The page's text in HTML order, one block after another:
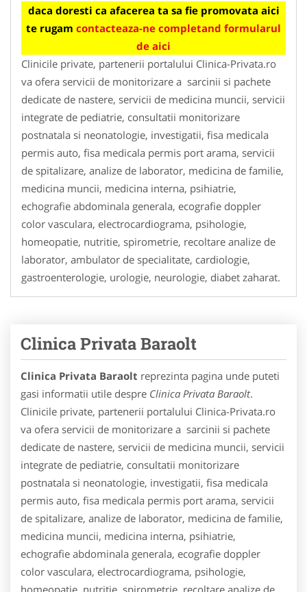
daca doresti ca afacerea ta sa fie promovata aici
te rugam contacteaza-ne completand formularul
de aici
Clinicile private, partenerii portalului Clinica-Privata.ro
va ofera servicii de monitorizare a sarcinii si pachete
dedicate de nastere, servicii de medicina muncii, servicii
integrate de pediatrie, consultatii monitorizare
postnatala si neonatologie, investigatii, fisa medicala
permis auto, fisa medicala permis port arama, servicii
de spitalizare, analize de laborator, medicina de familie,
medicina muncii, medicina interna, psihiatrie,
echografie abdominala generala, ecografie doppler
color vasculara, electrocardiograma, psihologie,
homeopatie, nutritie, spirometrie, recoltare analize de
laborator, ambulator de specialitate, cardiologie,
gastroenterologie, urologie, neurologie, diabet zaharat.
Clinica Privata Baraolt
Clinica Privata Baraolt reprezinta pagina unde puteti
gasi informatii utile despre Clinica Privata Baraolt.
Clinicile private, partenerii portalului Clinica-Privata.ro
va ofera servicii de monitorizare a sarcinii si pachete
dedicate de nastere, servicii de medicina muncii, servicii
integrate de pediatrie, consultatii monitorizare
postnatala si neonatologie, investigatii, fisa medicala
permis auto, fisa medicala permis port arama, servicii
de spitalizare, analize de laborator, medicina de familie,
medicina muncii, medicina interna, psihiatrie,
echografie abdominala generala, ecografie doppler
color vasculara, electrocardiograma, psihologie,
homeopatie, nutritie, spirometrie, recoltare analize de